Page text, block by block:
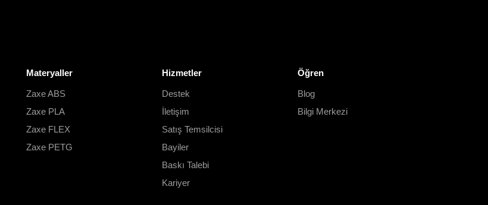
Materyaller
Zaxe ABS
Zaxe PLA
Zaxe FLEX
Zaxe PETG
Hizmetler
Destek
İletişim
Satış Temsilcisi
Bayiler
Baskı Talebi
Kariyer
Öğren
Blog
Bilgi Merkezi